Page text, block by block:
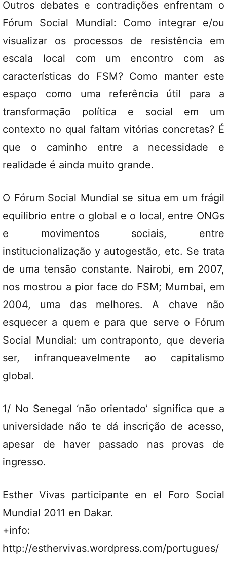
Outros debates e contradições enfrentam o
Fórum Social Mundial: Como integrar e/ou
visualizar os processos de resistência em
escala local com um encontro com as
características do FSM? Como manter este
espaço como uma referência útil para a
transformação política e social em um
contexto no qual faltam vitórias concretas? É
que o caminho entre a necessidade e
realidade é ainda muito grande.
O Fórum Social Mundial se situa em um frágil
equilibrio entre o global e o local, entre ONGs
e movimentos sociais, entre
institucionalização y autogestão, etc. Se trata
de uma tensão constante. Nairobi, em 2007,
nos mostrou a pior face do FSM; Mumbai, em
2004, uma das melhores. A chave não
esquecer a quem e para que serve o Fórum
Social Mundial: um contraponto, que deveria
ser, infranqueavelmente ao capitalismo
global.
1/ No Senegal ‘não orientado’ significa que a
universidade não te dá inscrição de acesso,
apesar de haver passado nas provas de
ingresso.
Esther Vivas participante en el Foro Social
Mundial 2011 en Dakar.
+info:
http://esthervivas.wordpress.com/portugues/